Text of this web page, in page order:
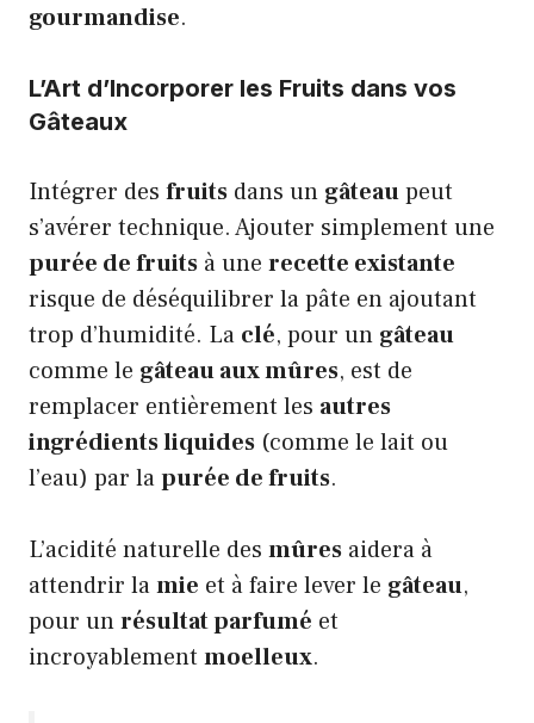
gourmandise.
L’Art d’Incorporer les Fruits dans vos
Gâteaux
Intégrer des fruits dans un gâteaupeut
s’avérer technique. Ajouter simplement une
purée de fruits à une recette existante
risque de déséquilibrer la pâte en ajoutant
trop d’humidité. La clé, pour un gâteau
comme le gâteau aux mûres, est de
remplacer entièrement les autres
ingrédients liquides (comme le lait ou
l’eau) par lapurée de fruits.
L’acidité naturelle des mûres aidera à
attendrir lamie et à faire lever le gâteau,
pour unrésultat parfumé et
incroyablement moelleux.